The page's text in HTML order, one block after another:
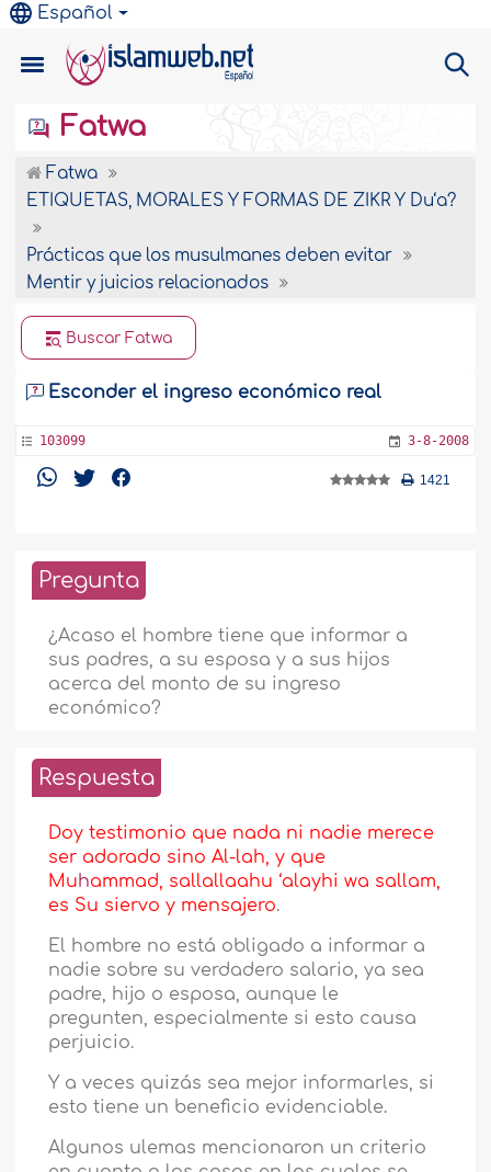
Español
Fatwa
Fatwa
ETIQUETAS, MORALES Y FORMAS DE ZIKR Y Du‘a?
Prácticas que los musulmanes deben evitar
Mentir y juicios relacionados
Buscar Fatwa
Esconder el ingreso económico real
103099 3-8-2008
1421
Pregunta
¿Acaso el hombre tiene que informar a
sus padres, a su esposa y a sus hijos
acerca del monto de su ingreso
económico?
Respuesta
Doy testimonio que nada ni nadie merece
ser adorado sino Al-lah, y que
Muhammad, sallallaahu ‘alayhi wa sallam,
es Su siervo y mensajero.
El hombre no está obligado a informar a
nadie sobre su verdadero salario, ya sea
padre, hijo o esposa, aunque le
pregunten, especialmente si esto causa
perjuicio.
Y a veces quizás sea mejor informarles, si
esto tiene un beneficio evidenciable.
Algunos ulemas mencionaron un criterio